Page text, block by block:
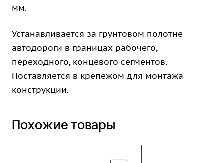
мм.
Устанавливается за грунтовом полотне
автодороги в границах рабочего,
переходного, концевого сегментов.
Поставляется в крепежом для монтажа
конструкции.
Похожие товары